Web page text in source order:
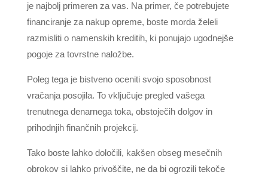
je najbolj primeren za vas. Na primer, če potrebujete
financiranje za nakup opreme, boste morda želeli
razmisliti o namenskih kreditih, ki ponujajo ugodnejše
pogoje za tovrstne naložbe.
Poleg tega je bistveno oceniti svojo sposobnost
vračanja posojila. To vključuje pregled vašega
trenutnega denarnega toka, obstoječih dolgov in
prihodnjih finančnih projekcij.
Tako boste lahko določili, kakšen obseg mesečnih
obrokov si lahko privoščite, ne da bi ogrozili tekoče